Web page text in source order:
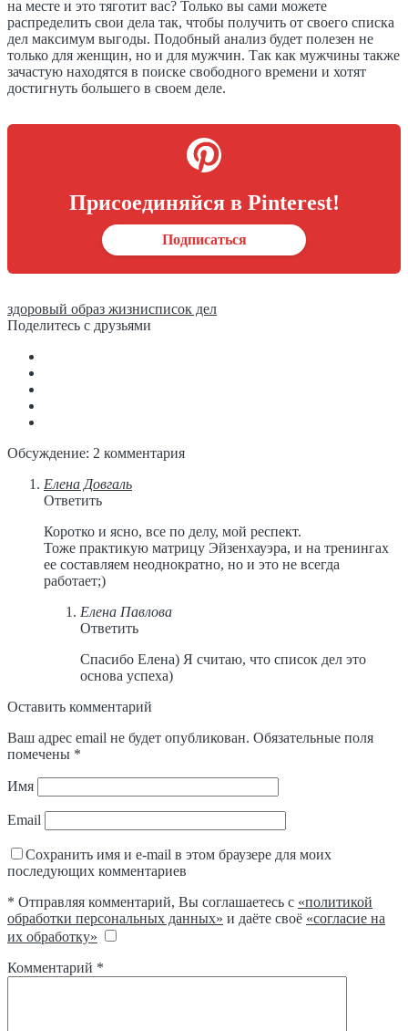
на месте и это тяготит вас? Только вы сами можете
распределить свои дела так, чтобы получить от своего списка
дел максимум выгоды. Подобный анализ будет полезен не
только для женщин, но и для мужчин. Так как мужчины также
зачастую находятся в поиске свободного времени и хотят
достигнуть большего в своем деле.
Присоединяйся в Pinterest!
Подписаться
здоровый образ жизнисписок дел
Поделитесь с друзьями
Обсуждение: 2 комментария
Елена Довгаль
Ответить
Коротко и ясно, все по делу, мой респект.
Тоже практикую матрицу Эйзенхауэра, и на тренингах
ее составляем неоднократно, но и это не всегда
работает;)
Елена Павлова
Ответить
Спасибо Елена) Я считаю, что список дел это
основа успеха)
Оставить комментарий
Ваш адрес email не будет опубликован. Обязательные поля
помечены *
Имя
Email
Сохранить имя и e-mail в этом браузере для моих
последующих комментариев
* Отправляя комментарий, Вы соглашаетесь с «политикой
обработки персональных данных» и даёте своё «согласие на
их обработку»
Комментарий *